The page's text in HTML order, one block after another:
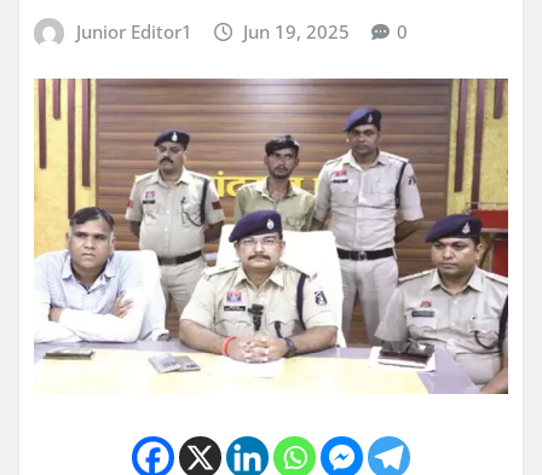
Junior Editor1 Jun 19, 2025 0